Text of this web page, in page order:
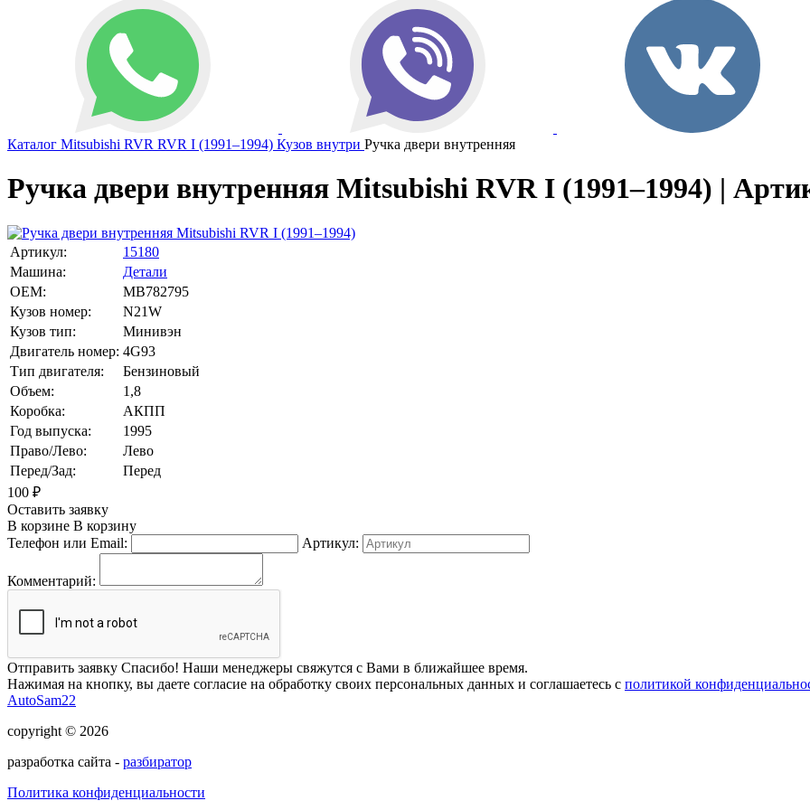
Каталог Mitsubishi RVR RVR I (1991–1994) Кузов внутри Ручка двери внутренняя
Ручка двери внутренняя Mitsubishi RVR I (1991–1994) |
Артикул:
15180
Машина:
Детали
OEM:
MB782795
Кузов номер:
N21W
Кузов тип:
Минивэн
Двигатель номер: 4G93
Тип двигателя:
Бензиновый
Объем:
1,8
Коробка:
АКПП
Год выпуска:
1995
Право/Лево:
Лево
Перед/Зад:
Перед
100 ₽
Оставить заявку
В корзине В корзину
Телефон или Email:
Артикул:
Комментарий:
Отправить заявку Спасибо! Наши менеджеры свяжутся с Вами в ближайшее время.
Нажимая на кнопку, вы даете согласие на обработку своих персональных данных и соглашаетесь с политикой
AutoSam22
copyright © 2026
разработка сайта - разбиратор
Политика конфиденциальности